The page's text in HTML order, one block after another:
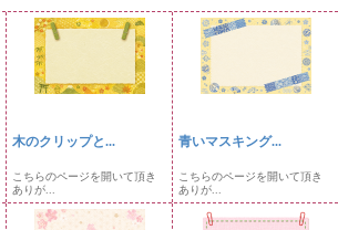
木のクリップと...
こちらのページを開いて頂き
ありが...
青いマスキング...
こちらのページを開いて頂き
ありが...